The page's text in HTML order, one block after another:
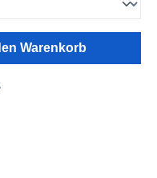
Warenkorb